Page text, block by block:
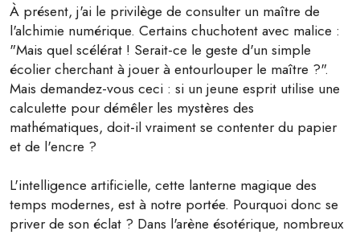
À présent, j'ai le privilège de consulter un maître de
l'alchimie numérique. Certains chuchotent avec malice :
"Mais quel scélérat ! Serait-ce le geste d'un simple
écolier cherchant à jouer à entourlouper le maître ?".
Mais demandez-vous ceci : si un jeune esprit utilise une
calculette pour démêler les mystères des
mathématiques, doit-il vraiment se contenter du papier
et de l'encre ?
L'intelligence artificielle, cette lanterne magique des
temps modernes, est à notre portée. Pourquoi donc se
priver de son éclat ? Dans l'arène ésotérique, nombreux